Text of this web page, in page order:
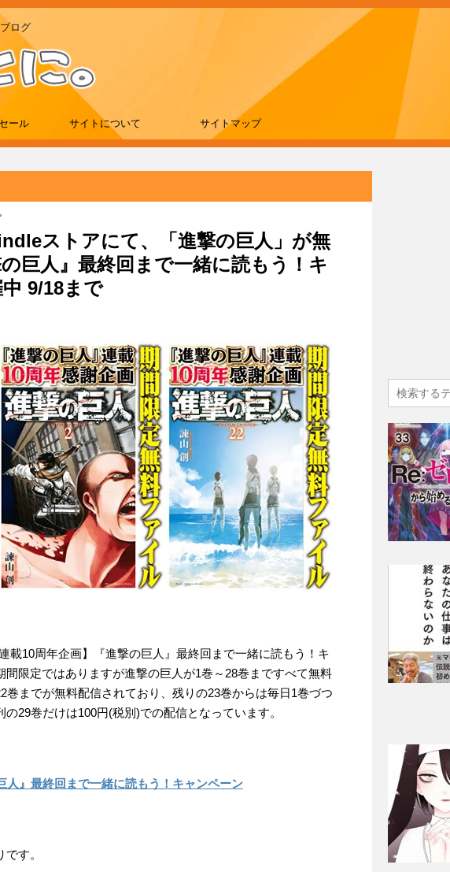
ログ
ール サイトについて サイトマップ
ストアにて、「進撃の巨人」が無
巨人』最終回まで一緒に読もう！キ
9/18まで
載10周年企画】『進撃の巨人』最終回まで一緒に読もう！キ
間限定ではありますが進撃の巨人が1巻～28巻まですべて無料
巻までが無料配信されており、残りの23巻からは毎日1巻づつ
29巻だけは100円(税別)での配信となっています。
人』最終回まで一緒に読もう！キャンペーン
す。